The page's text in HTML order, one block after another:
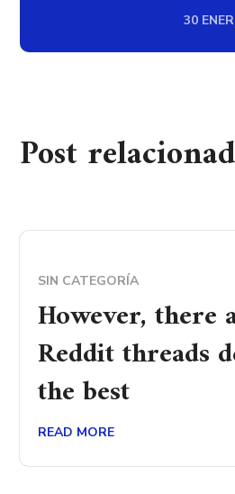
30
Post
SIN CATEGORÍA
However, there
Reddit threads
the best
READ MORE